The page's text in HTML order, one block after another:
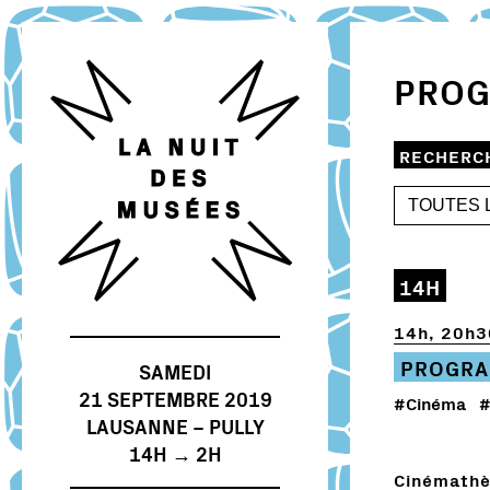
SAMEDI
21 SEPTEMBRE 2019
LAUSANNE – PULLY
14H → 2H
14H
14h,
#Cinéma